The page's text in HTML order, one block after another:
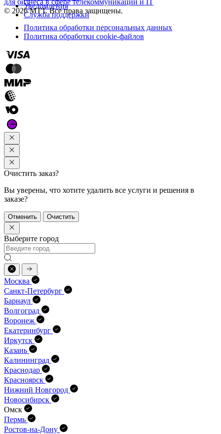
Уведомления
Служба поддержки
для бизнеса в сфере телекоммуникаций и IT
© 2026 МТТ. Все права защищены.
Политика обработки персональных данных
Политика обработки cookie-файлов
Очистить заказ?
Вы уверены, что хотите удалить все услуги и решения в
заказе?
Отменить Очистить
Выберите город
Москва
Санкт-Петербург
Барнаул
Волгоград
Воронеж
Екатеринбург
Иркутск
Казань
Калининград
Краснодар
Красноярск
Нижний Новгород
Новосибирск
Омск
Пермь
Ростов-на-Дону